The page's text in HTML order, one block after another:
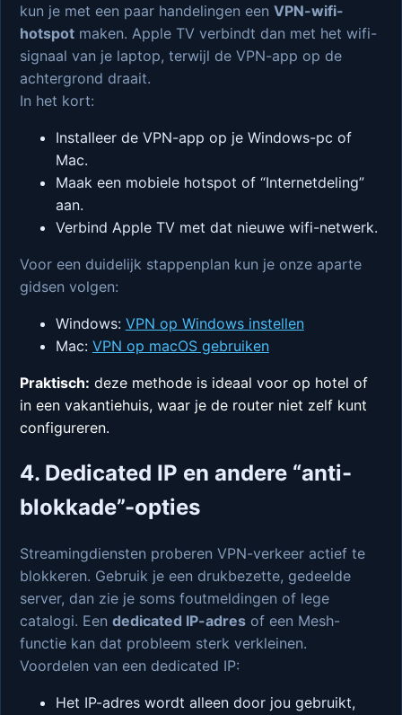
kun je met een paar handelingen een VPN-wifi-
hotspotmaken. Apple TV verbindt dan met het wifi-
signaal van je laptop, terwijl de VPN-app op de
achtergrond draait.
In het kort:
Installeer de VPN-app op je Windows-pc of
Mac.
Maak een mobiele hotspot of “Internetdeling”
aan.
Verbind Apple TV met dat nieuwe wifi-netwerk.
Voor een duidelijk stappenplan kun je onze aparte
gidsen volgen:
Windows: VPN op Windows instellen
Mac: VPN op macOS gebruiken
Praktisch: deze methode is ideaal voor op hotel of
in een vakantiehuis, waar je de router niet zelf kunt
configureren.
4. Dedicated IP en andere “anti-
blokkade”-opties
Streamingdiensten proberen VPN-verkeer actief te
blokkeren. Gebruik je een drukbezette, gedeelde
server, dan zie je soms foutmeldingen of lege
catalogi. Een dedicated IP-adresof een Mesh-
functie kan dat probleem sterk verkleinen.
Voordelen van een dedicated IP:
Het IP-adres wordt alleen door jou gebruikt,